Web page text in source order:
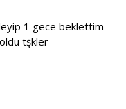
1 gece beklettim
tşkler